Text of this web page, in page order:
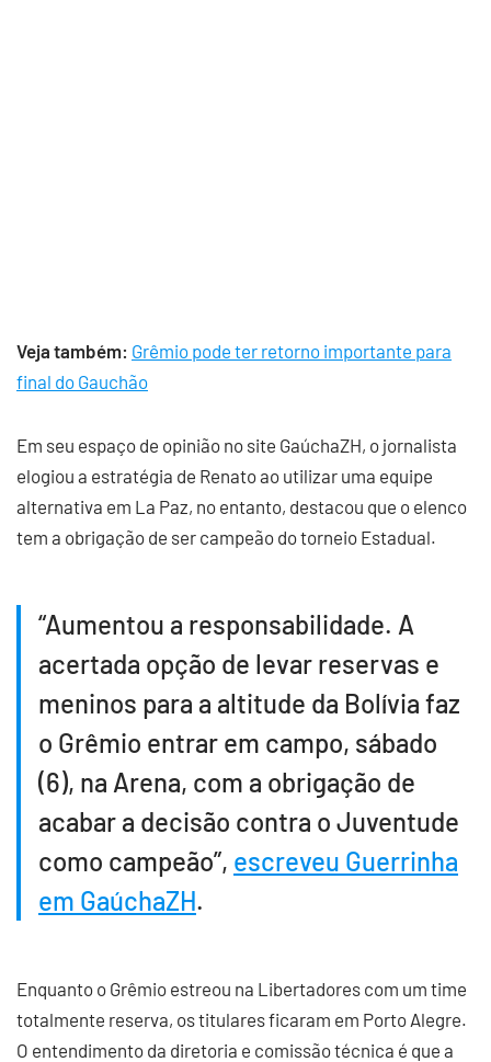
Veja também: Grêmio pode ter retorno importante para
final do Gauchão
Em seu espaço de opinião no site GaúchaZH, o jornalista
elogiou a estratégia de Renato ao utilizar uma equipe
alternativa em La Paz, no entanto, destacou que o elenco
tem a obrigação de ser campeão do torneio Estadual.
“Aumentou a responsabilidade. A
acertada opção de levar reservas e
meninos para a altitude da Bolívia faz
o Grêmio entrar em campo, sábado
(6), na Arena, com a obrigação de
acabar a decisão contra o Juventude
como campeão”, escreveu Guerrinha
em GaúchaZH.
Enquanto o Grêmio estreou na Libertadores com um time
totalmente reserva, os titulares ficaram em Porto Alegre.
O entendimento da diretoria e comissão técnica é que a